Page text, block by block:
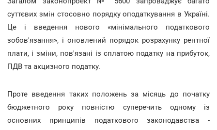
суттєвих змін стосовно порядку оподаткування в Україні.
Це і введення нового «мінімального податкового
зобов'язання», і оновлений порядок розрахунку рентної
плати, і зміни, пов'язані із сплатою податку на прибуток,
ПДВ та акцизного податку.
Проте введення таких положень за місяць до початку
бюджетного року повністю суперечить одному із
основних принципів податкового законодавства -